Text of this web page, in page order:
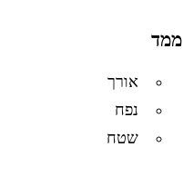
ממד
אורך
נפח
שטח